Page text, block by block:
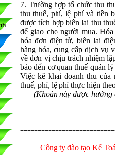
7. Trường hợp tổ chức thu
thu thuế, phí, lệ phí và tiền
được tích hợp biên lai thu
để giao cho người mua.
hóa đơn điện tử, biên lai
hàng hóa, cung cấp dịch vụ
về đơn vị chịu trách nhiệm
báo đến cơ quan thuế quản
Việc kê khai doanh thu của
thuế, phí, lệ phí thực hiện
(Khoản này được hướng
Công ty đào tạo Kế
Họ và tên*
Nội dung bình luận*